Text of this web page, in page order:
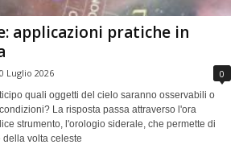
applicazioni pratiche in
Luglio 2026 0
quali oggetti del cielo saranno osservabili o
La risposta passa attraverso l'ora
strumento, l'orologio siderale, che permette di
volta celeste